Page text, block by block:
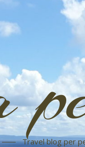
Travel blog per